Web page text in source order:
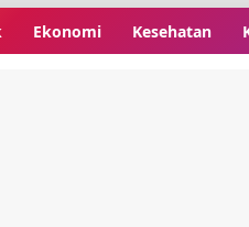
Ekonomi Kesehatan